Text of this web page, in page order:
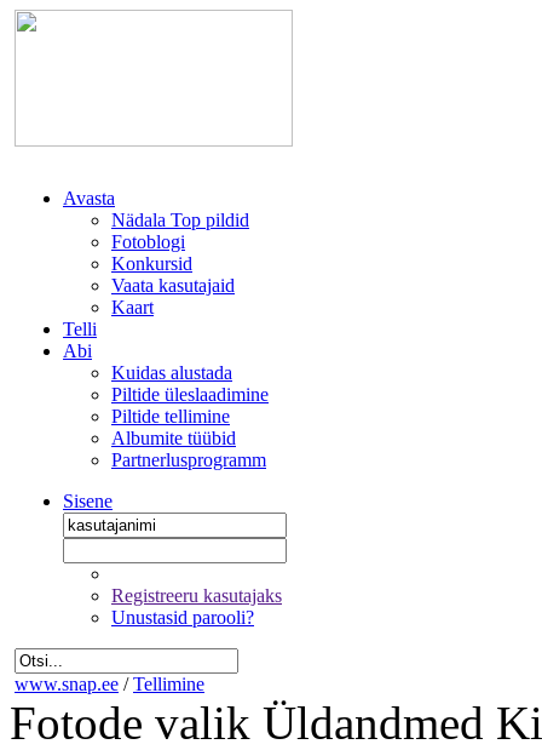
Avasta
Nädala Top pildid
Fotoblogi
Konkursid
Vaata kasutajaid
Kaart
Telli
Abi
Kuidas alustada
Piltide üleslaadimine
Piltide tellimine
Albumite tüübid
Partnerlusprogramm
Sisene
Registreeru kasutajaks
Unustasid parooli?
www.snap.ee / Tellimine
Fotode valik Üldandmed